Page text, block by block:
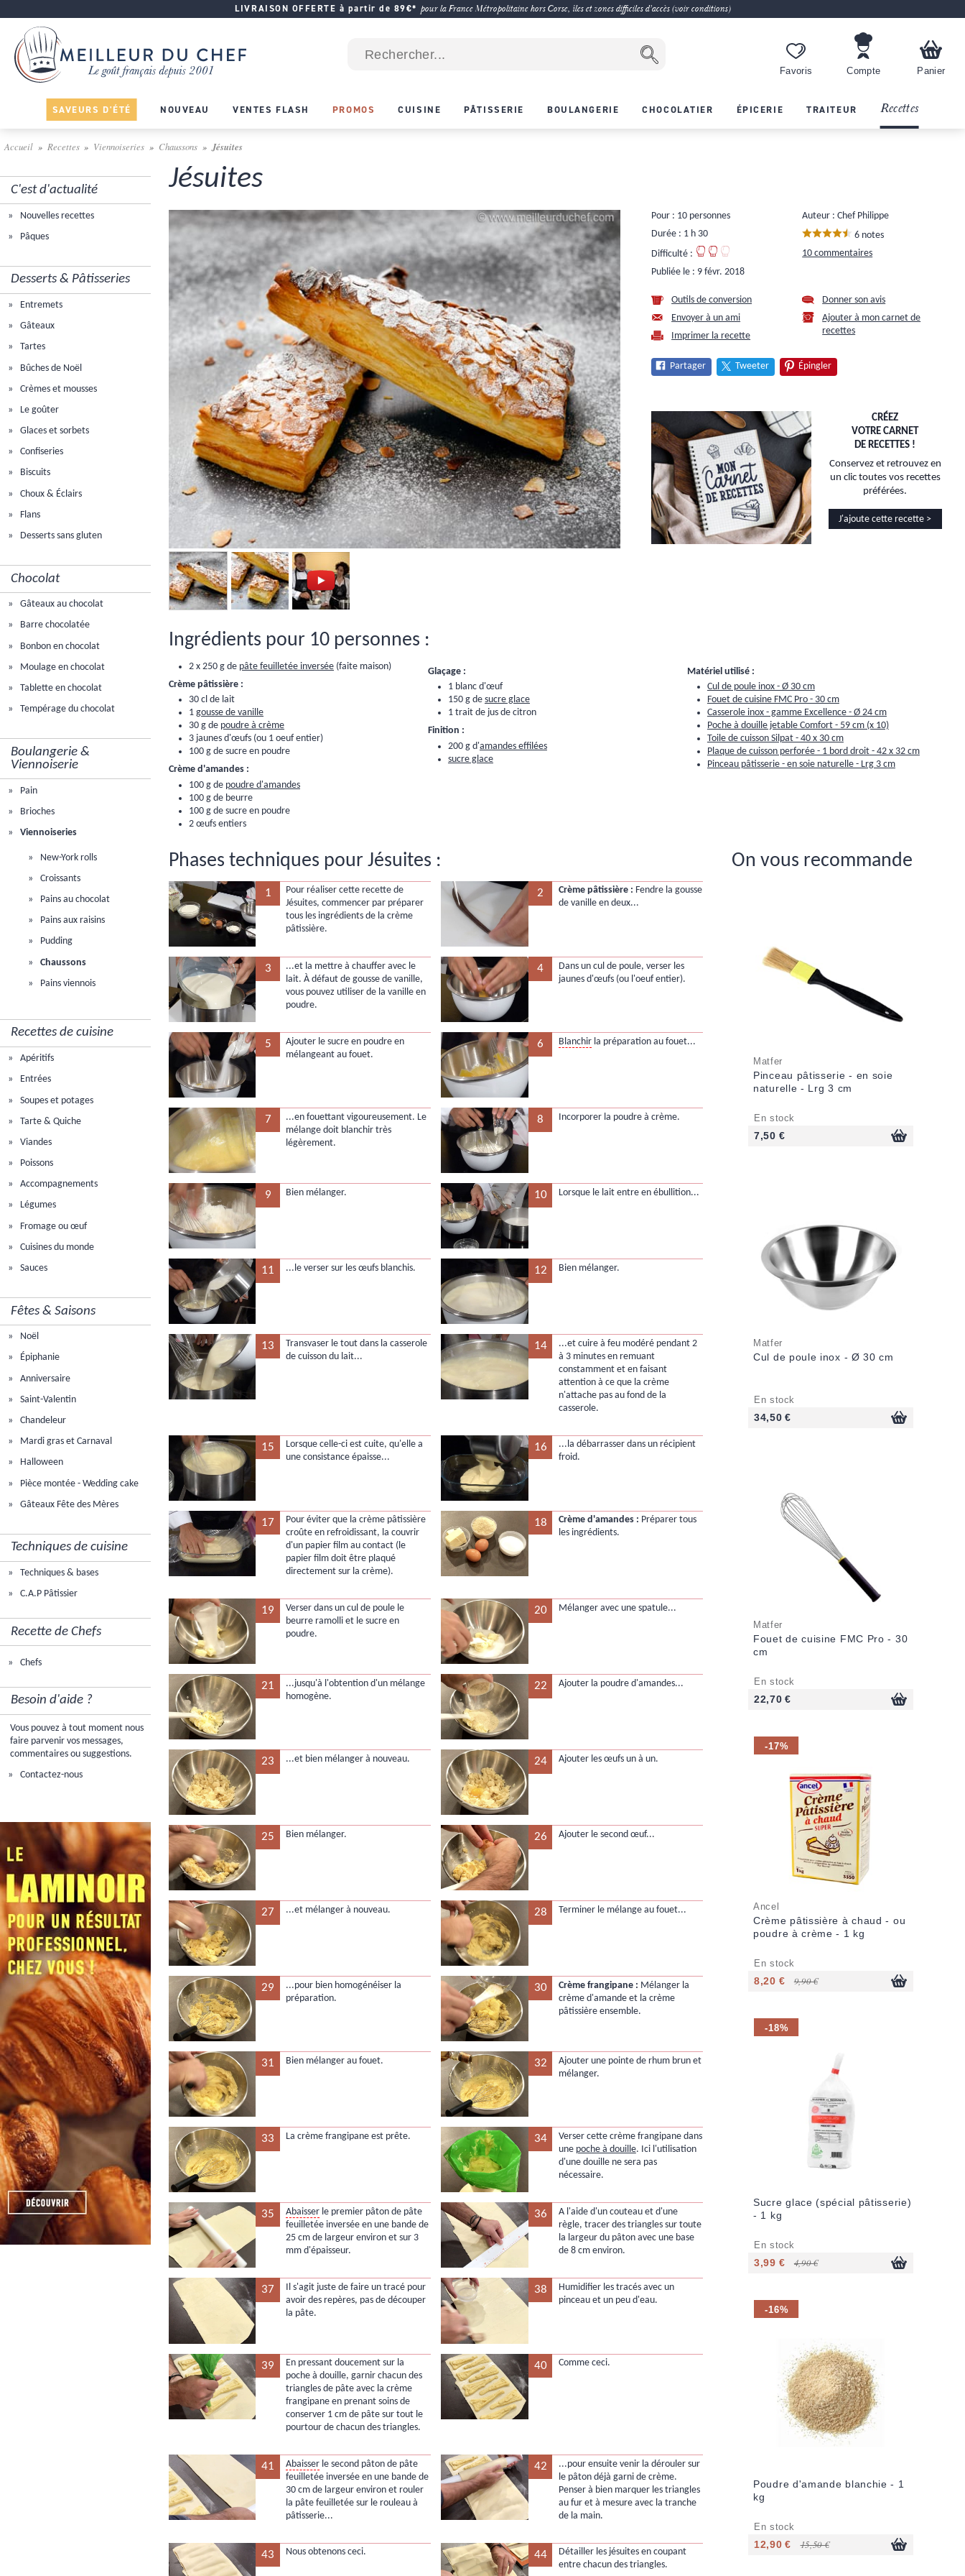
LIVRAISON OFFERTE à partir de 89€* pour la France Métropolitaine hors Corse, îles et zones difficiles d'accès (voir conditions)
Favoris Compte Panier
SAVEURS D'ÉTÉ NOUVEAU VENTES FLASH PROMOS CUISINE PÂTISSERIE BOULANGERIE CHOCOLATIER ÉPICERIE TRAITEUR Recettes
Accueil Recettes Viennoiseries Chaussons Jésuites
C'est d'actualité
Nouvelles recettes
Pâques
Desserts & Pâtisseries
Entremets
Gâteaux
Tartes
Bûches de Noël
Crèmes et mousses
Le goûter
Glaces et sorbets
Confiseries
Biscuits
Choux & Éclairs
Flans
Desserts sans gluten
Chocolat
Gâteaux au chocolat
Barre chocolatée
Bonbon en chocolat
Moulage en chocolat
Tablette en chocolat
Tempérage du chocolat
Boulangerie &
Viennoiserie
Pain
Brioches
Viennoiseries
New-York rolls
Croissants
Pains au chocolat
Pains aux raisins
Pudding
Chaussons
Pains viennois
Recettes de cuisine
Apéritifs
Entrées
Soupes et potages
Tarte & Quiche
Viandes
Poissons
Accompagnements
Légumes
Fromage ou œuf
Cuisines du monde
Sauces
Fêtes & Saisons
Noël
Épiphanie
Anniversaire
Saint-Valentin
Chandeleur
Mardi gras et Carnaval
Halloween
Pièce montée - Wedding cake
Gâteaux Fête des Mères
Techniques de cuisine
Techniques & bases
C.A.P Pâtissier
Recette de Chefs
Chefs
Besoin d'aide ?
Vous pouvez à tout moment nous
faire parvenir vos messages,
commentaires ou suggestions.
Contactez-nous
Jésuites
Pour : 10 personnes
Durée : 1 h 30
Difficulté :
Publiée le : 9 févr. 2018
Auteur : Chef Philippe
6 notes
10 commentaires
Outils de conversion
Envoyer à un ami
Imprimer la recette
Donner son avis
Ajouter à mon carnet de
recettes
Partager Tweeter Épingler
CRÉEZ
VOTRE CARNET
DE RECETTES !
Conservez et retrouvez en
un clic toutes vos recettes
préférées.
J'ajoute cette recette >
Ingrédients pour 10 personnes :
2 x 250 g de pâte feuilletée inversée (faite maison)
Crème pâtissière :
30 cl de lait
1 gousse de vanille
30 g de poudre à crème
3 jaunes d'œufs (ou 1 oeuf entier)
100 g de sucre en poudre
Crème d'amandes :
100 g de poudre d'amandes
100 g de beurre
100 g de sucre en poudre
2 œufs entiers
Glaçage :
1 blanc d'œuf
150 g de sucre glace
1 trait de jus de citron
Finition :
200 g d'amandes effilées
sucre glace
Matériel utilisé :
Cul de poule inox - Ø 30 cm
Fouet de cuisine FMC Pro - 30 cm
Casserole inox - gamme Excellence - Ø 24 cm
Poche à douille jetable Comfort - 59 cm (x 10)
Toile de cuisson Silpat - 40 x 30 cm
Plaque de cuisson perforée - 1 bord droit - 42 x 32 cm
Pinceau pâtisserie - en soie naturelle - Lrg 3 cm
On vous recommande
Matfer
Pinceau pâtisserie - en soie
naturelle - Lrg 3 cm
En stock
7,50 €
Matfer
Cul de poule inox - Ø 30 cm
En stock
34,50 €
Matfer
Fouet de cuisine FMC Pro - 30
cm
En stock
22,70 €
-17%
Ancel
Crème pâtissière à chaud - ou
poudre à crème - 1 kg
En stock
8,20 € 9,90 €
-18%
Sucre glace (spécial pâtisserie)
- 1 kg
En stock
3,99 € 4,90 €
-16%
Poudre d'amande blanchie - 1
kg
En stock
12,90 € 15,50 €
Phases techniques pour Jésuites :
1
Pour réaliser cette recette de
Jésuites, commencer par préparer
tous les ingrédients de la crème
pâtissière.
2 Crème pâtissière : Fendre la gousse
de vanille en deux...
3
...et la mettre à chauffer avec le
lait. À défaut de gousse de vanille,
vous pouvez utiliser de la vanille en
poudre.
4
Dans un cul de poule, verser les
jaunes d'œufs (ou l'oeuf entier).
5
Ajouter le sucre en poudre en
mélangeant au fouet.
6 Blanchirla préparation au fouet...
7
...en fouettant vigoureusement. Le
mélange doit blanchir très
légèrement.
8 Incorporer la poudre à crème.
9 Bien mélanger. 10 Lorsque le lait entre en ébullition...
11 ...le verser sur les œufs blanchis. 12 Bien mélanger.
13
Transvaser le tout dans la casserole
de cuisson du lait...
14
...et cuire à feu modéré pendant 2
à 3 minutes en remuant
constamment et en faisant
attention à ce que la crème
n'attache pas au fond de la
casserole.
15
Lorsque celle-ci est cuite, qu'elle a
une consistance épaisse...
16
...la débarrasser dans un récipient
froid.
17
Pour éviter que la crème pâtissière
croûte en refroidissant, la couvrir
d'un papier film au contact (le
papier film doit être plaqué
directement sur la crème).
18 Crème d'amandes : Préparer tous
les ingrédients.
19
Verser dans un cul de poule le
beurre ramolli et le sucre en
poudre.
20 Mélanger avec une spatule...
21
...jusqu'à l'obtention d'un mélange
homogène.
22 Ajouter la poudre d'amandes...
23 ...et bien mélanger à nouveau. 24 Ajouter les œufs un à un.
25 Bien mélanger. 26 Ajouter le second œuf...
27 ...et mélanger à nouveau. 28 Terminer le mélange au fouet...
29
...pour bien homogénéiser la
préparation.
30 Crème frangipane : Mélanger la
crème d'amande et la crème
pâtissière ensemble.
31 Bien mélanger au fouet. 32
Ajouter une pointe de rhum brun et
mélanger.
33 La crème frangipane est prête. 34
Verser cette crème frangipane dans
une poche à douille. Ici l'utilisation
d'une douille ne sera pas
nécessaire.
35 Abaisser le premier pâton de pâte
feuilletée inversée en une bande de
25 cm de largeur environ et sur 3
mm d'épaisseur.
36
A l'aide d'un couteau et d'une
règle, tracer des triangles sur toute
la largeur du pâton avec une base
de 8 cm environ.
37
Il s'agit juste de faire un tracé pour
avoir des repères, pas de découper
la pâte.
38
Humidifier les tracés avec un
pinceau et un peu d'eau.
39
En pressant doucement sur la
poche à douille, garnir chacun des
triangles de pâte avec la crème
frangipane en prenant soins de
conserver 1 cm de pâte sur tout le
pourtour de chacun des triangles.
40 Comme ceci.
41 Abaisser le second pâton de pâte
feuilletée inversée en une bande de
30 cm de largeur environ et rouler
la pâte feuilletée sur le rouleau à
pâtisserie...
42
...pour ensuite venir la dérouler sur
le pâton déjà garni de crème.
Penser à bien marquer les triangles
au fur et à mesure avec la tranche
de la main.
43 Nous obtenons ceci. 44
Détailler les jésuites en coupant
entre chacun des triangles.